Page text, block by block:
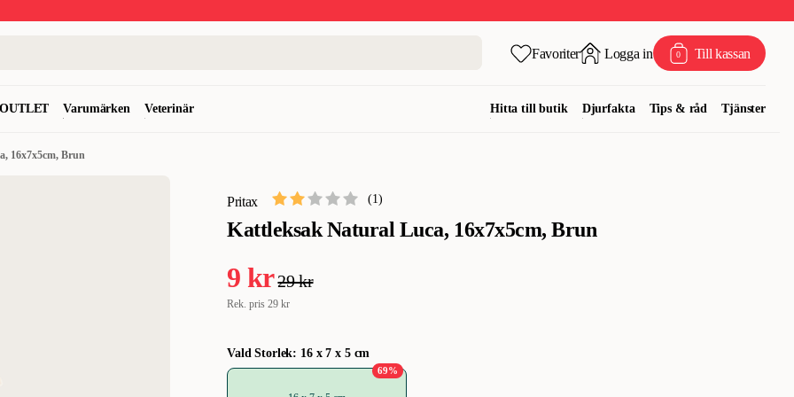
Favoriter Logga in 0 Till kassan
OUTLET Varumärken Veterinär Hitta till butik Djurfakta Tips & råd Tjänster
16x7x5cm, Brun
Pritax
Kattleksak Natural Luca, 16x7x5cm, Brun
(1)
9 kr29 kr
Rek. pris 29 kr
Vald Storlek: 16 x 7 x 5 cm
69%